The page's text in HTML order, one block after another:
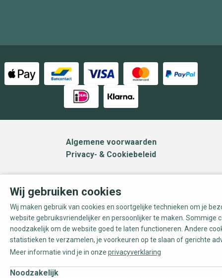
Algemene voorwaarden
Privacy- & Cookiebeleid
Wij gebruiken cookies
Wij maken gebruik van cookies en soortgelijke technieken om je
website gebruiksvriendelijker en persoonlijker te maken. Sommige
noodzakelijk om de website goed te laten functioneren. Andere
statistieken te verzamelen, je voorkeuren op te slaan of gerichte
Meer informatie vind je in onze privacyverklaring
Noodzakelijk